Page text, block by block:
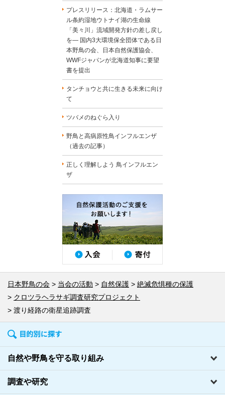
プレスリリース：北海道・ラムサー
ル条約湿地ウトナイ湖の生命線
「美々川」流域開発方針の差し戻し
を― 国内3大環境保全団体である日
本野鳥の会、日本自然保護協会、
WWFジャパンが北海道知事に要望
書を提出
タンチョウと共に生きる未来に向け
て
ツバメのねぐら入り
野鳥と高病原性鳥インフルエンザ
（過去の記事）
正しく理解しよう 鳥インフルエン
ザ
日本野鳥の会 当会の活動 自然保護
絶滅危惧種の保護
クロツラヘラサギ調査研究プロジェクト
渡り経路の衛星追跡調査
自然や野鳥を守る取り組み
調査や研究